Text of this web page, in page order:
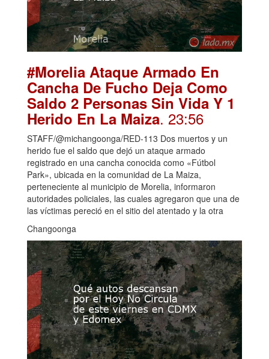
#Morelia Ataque Armado En
Cancha De Fucho Deja Como
Saldo 2 Personas Sin Vida Y 1
Herido En La Maiza. 23:56
STAFF/@michangoonga/RED-113 Dos muertos y un
herido fue el saldo que dejó un ataque armado
registrado en una cancha conocida como «Fútbol
Park», ubicada en la comunidad de La Maiza,
perteneciente al municipio de Morelia, informaron
autoridades policiales, las cuales agregaron que una de
las víctimas pereció en el sitio del atentado y la otra
Changoonga